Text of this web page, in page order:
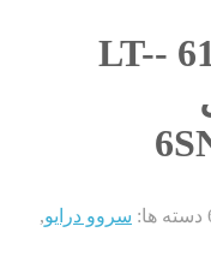
درایو محور زیمنس611 -LT-
دسته ها: سروو درایو,